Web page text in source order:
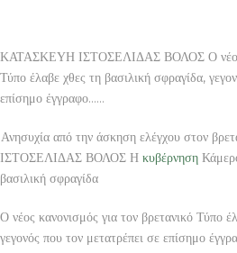
ΚΑΤΑΣΚΕΥΗ ΙΣΤΟΣΕΛΙΔΑΣ ΒΟΛΟΣ Ο νέος
Τύπο έλαβε χθες τη βασιλική σφραγίδα,
επίσημο έγγραφο……
Ανησυχία από την άσκηση ελέγχου στον
ΙΣΤΟΣΕΛΙΔΑΣ ΒΟΛΟΣ Η κυβέρνηση
βασιλική σφραγίδα
Ο νέος κανονισμός για τον βρετανικό Τύπο
γεγονός που τον μετατρέπει σε επίσημο